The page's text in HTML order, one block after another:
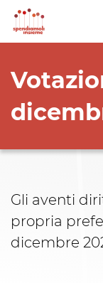
Gli aventi
propria
dicembre